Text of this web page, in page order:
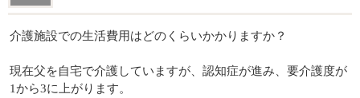
介護施設での生活費用はどのくらいかかりますか？
現在父を自宅で介護していますが、認知症が進み、要介護度が
1から3に上がります。